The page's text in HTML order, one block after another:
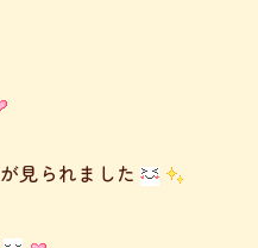
見られました